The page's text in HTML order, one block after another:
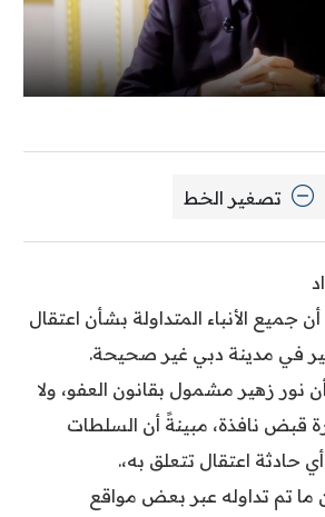
تصغير الخط
الأنباء المتداولة بشأن اعتقال
في مدينة دبي غير صحيحة.
نور زهير مشمول بقانون العفو، ولا
قبض نافذة، مبينةً أن السلطات
حادثة اعتقال تتعلق به،.
ما تم تداوله عبر بعض مواقع